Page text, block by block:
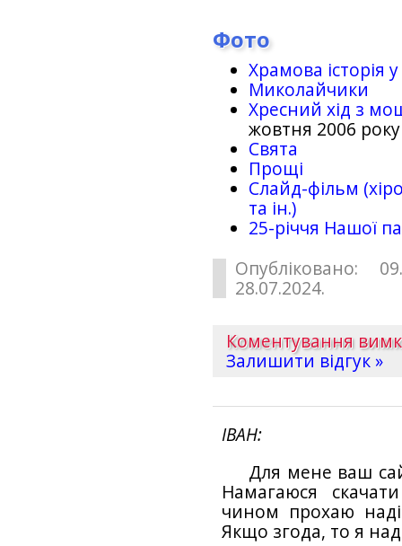
Фото
Храмова історія
Миколайчики
Хресний хід з
жовтня 2006 року
Свята
Прощі
Слайд-фільм
та ін.)
25-рiччя Нашої
Опубліковано:
28.07.2024.
Коментування
Залишити відгук »
ІВАН
Для мене ваш
Намагаюся
чином прохаю
Якщо згода, то я